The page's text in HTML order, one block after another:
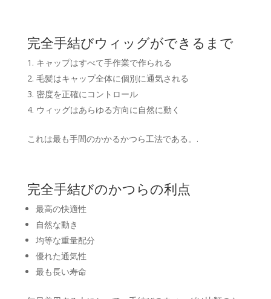
完全手結びウィッグができるまで
キャップはすべて手作業で作られる
毛髪はキャップ全体に個別に通気される
密度を正確にコントロール
ウィッグはあらゆる方向に自然に動く
これは最も手間のかかるかつら工法である。.
完全手結びのかつらの利点
最高の快適性
自然な動き
均等な重量配分
優れた通気性
最も長い寿命